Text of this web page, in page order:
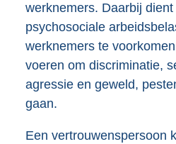
werknemers. Daarbij
psychosociale
werknemers te
voeren om discriminatie,
agressie en geweld,
gaan.
Een vertrouwenspersoon